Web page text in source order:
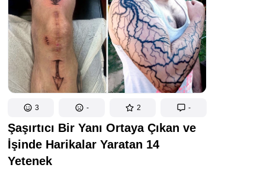
3 - 2 -
Şaşırtıcı Bir Yanı Ortaya Çıkan ve
İşinde Harikalar Yaratan 14
Yetenek